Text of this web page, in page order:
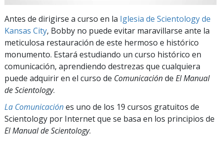
Antes de dirigirse a curso en la Iglesia de Scientology de
Kansas City, Bobby no puede evitar maravillarse ante la
meticulosa restauración de este hermoso e histórico
monumento. Estará estudiando un curso histórico en
comunicación, aprendiendo destrezas que cualquiera
puede adquirir en el curso de Comunicaciónde El Manual
de Scientology.
La Comunicaciónes uno de los 19 cursos gratuitos de
Scientology por Internet que se basa en los principios de
El Manual de Scientology.